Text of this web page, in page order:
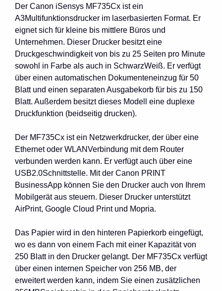
Der Canon iSensys MF735Cx ist ein
A3Multifunktionsdrucker im laserbasierten Format. Er
eignet sich für kleine bis mittlere Büros und
Unternehmen. Dieser Drucker besitzt eine
Druckgeschwindigkeit von bis zu 25 Seiten pro Minute
sowohl in Farbe als auch in SchwarzWeiß. Er verfügt
über einen automatischen Dokumenteneinzug für 50
Blatt und einen separaten Ausgabekorb für bis zu 150
Blatt. Außerdem besitzt dieses Modell eine duplexe
Druckfunktion (beidseitig drucken).
Der MF735Cx ist ein Netzwerkdrucker, der über eine
Ethernet oder WLANVerbindung mit dem Router
verbunden werden kann. Er verfügt auch über eine
USB2.0Schnittstelle. Mit der Canon PRINT
BusinessApp können Sie den Drucker auch von Ihrem
Mobilgerät aus steuern. Dieser Drucker unterstützt
AirPrint, Google Cloud Print und Mopria.
Das Papier wird in den hinteren Papierkorb eingefügt,
wo es dann von einem Fach mit einer Kapazität von
250 Blatt in den Drucker gelangt. Der MF735Cx verfügt
über einen internen Speicher von 256 MB, der
erweitert werden kann, indem Sie einen zusätzlichen